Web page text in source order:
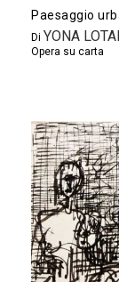
Paesaggio
Di YONA
Opera su carta